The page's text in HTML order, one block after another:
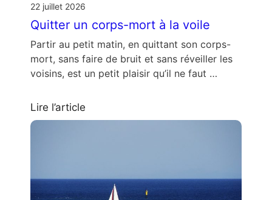
22 juillet 2026
Quitter un corps-mort à la voile
Partir au petit matin, en quittant son corps-
mort, sans faire de bruit et sans réveiller les
voisins, est un petit plaisir qu’il ne faut …
Lire l’article